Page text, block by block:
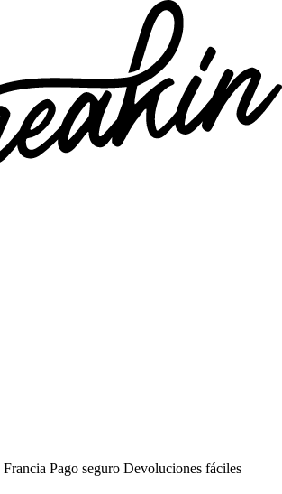
Pago seguro Devoluciones fáciles